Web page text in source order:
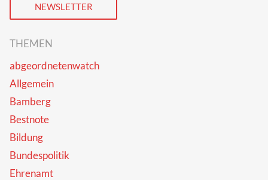
NEWSLETTER
THEMEN
abgeordnetenwatch
Allgemein
Bamberg
Bestnote
Bildung
Bundespolitik
Ehrenamt